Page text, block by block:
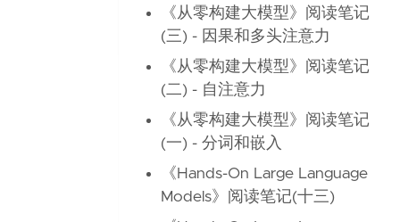
《从零构建大模型》阅读笔记
(三) - 因果和多头注意力
《从零构建大模型》阅读笔记
(二) - 自注意力
《从零构建大模型》阅读笔记
(一) - 分词和嵌入
《Hands-On Large Language
Models》阅读笔记(十三)